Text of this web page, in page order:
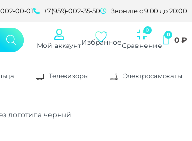
00-01 +7(959)-002-35-50 Звоните с 9:00 до 20:00
Мой аккаунтИзбранноеСравнение
0 ₽
Телевизоры Электросамокаты
логотипа черный